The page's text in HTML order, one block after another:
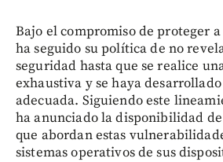
Bajo el compromiso de proteger
ha seguido su política de no
seguridad hasta que se realice
exhaustiva y se haya
adecuada. Siguiendo este
ha anunciado la disponibilidad
que abordan estas
sistemas operativos de sus